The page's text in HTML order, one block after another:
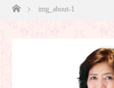
ホームimg_about-1